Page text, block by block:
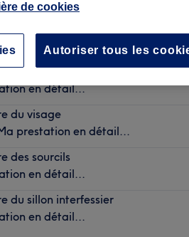
en détail...
cils
en détail...
du visage
prestation en détail...
des sourcils
en détail...
du sillon interfessier
en détail...
de cookies
Autoriser tous les